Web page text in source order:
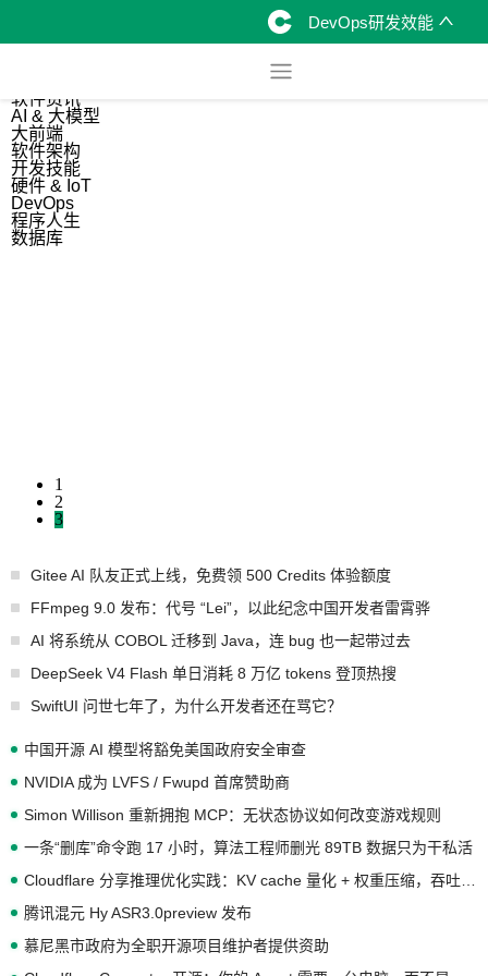
DevOps研发效能
软件资讯
AI & 大模型
大前端
软件架构
开发技能
硬件 & IoT
DevOps
程序人生
数据库
1
2
3
Gitee AI 队友正式上线，免费领 500 Credits 体验额度
FFmpeg 9.0 发布：代号 “Lei”，以此纪念中国开发者雷霄骅
AI 将系统从 COBOL 迁移到 Java，连 bug 也一起带过去
DeepSeek V4 Flash 单日消耗 8 万亿 tokens 登顶热搜
SwiftUI 问世七年了，为什么开发者还在骂它？
中国开源 AI 模型将豁免美国政府安全审查
NVIDIA 成为 LVFS / Fwupd 首席赞助商
Simon Willison 重新拥抱 MCP：无状态协议如何改变游戏规则
一条“删库”命令跑 17 小时，算法工程师删光 89TB 数据只为干私活
腾讯混元 Hy ASR3.0preview 发布
慕尼黑市政府为全职开源项目维护者提供资助